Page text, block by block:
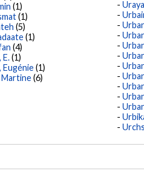
(1)
(1)
(5)
(1)
(4)
E.(1)
Eugénie(1)
Martine(6)